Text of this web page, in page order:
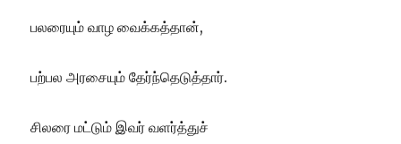
பலரையும் வாழ வைக்கத்தான்,
பற்பல அரசையும் தேர்ந்தெடுத்தார்.
சிலரை மட்டும் இவர் வளர்த்துச்